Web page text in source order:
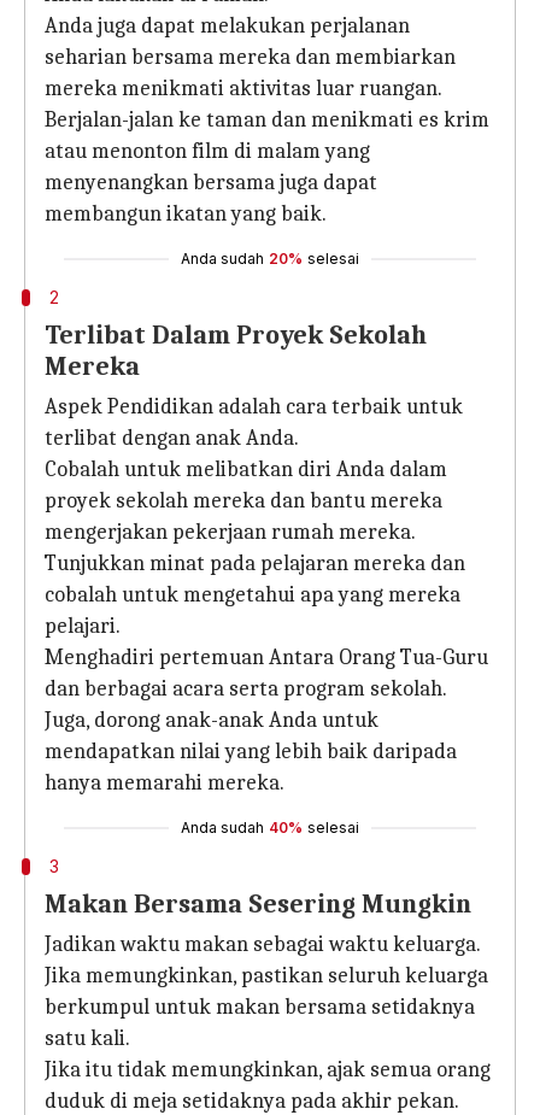
Anda juga dapat melakukan perjalanan
seharian bersama mereka dan membiarkan
mereka menikmati aktivitas luar ruangan.
Berjalan-jalan ke taman dan menikmati es krim
atau menonton film di malam yang
menyenangkan bersama juga dapat
membangun ikatan yang baik.
Anda sudah 20% selesai
2
Terlibat Dalam Proyek Sekolah
Mereka
Aspek Pendidikan adalah cara terbaik untuk
terlibat dengan anak Anda.
Cobalah untuk melibatkan diri Anda dalam
proyek sekolah mereka dan bantu mereka
mengerjakan pekerjaan rumah mereka.
Tunjukkan minat pada pelajaran mereka dan
cobalah untuk mengetahui apa yang mereka
pelajari.
Menghadiri pertemuan Antara Orang Tua-Guru
dan berbagai acara serta program sekolah.
Juga, dorong anak-anak Anda untuk
mendapatkan nilai yang lebih baik daripada
hanya memarahi mereka.
Anda sudah 40% selesai
3
Makan Bersama Sesering Mungkin
Jadikan waktu makan sebagai waktu keluarga.
Jika memungkinkan, pastikan seluruh keluarga
berkumpul untuk makan bersama setidaknya
satu kali.
Jika itu tidak memungkinkan, ajak semua orang
duduk di meja setidaknya pada akhir pekan.